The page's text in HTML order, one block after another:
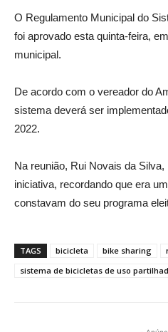
O Regulamento Municipal do
foi aprovado esta quinta-feira,
municipal.
De acordo com o vereador do
sistema deverá ser
2022.
Na reunião, Rui Novais da
iniciativa, recordando que era
constavam do seu programa
TAGS bicicleta bike sharing
sistema de bicicletas de uso